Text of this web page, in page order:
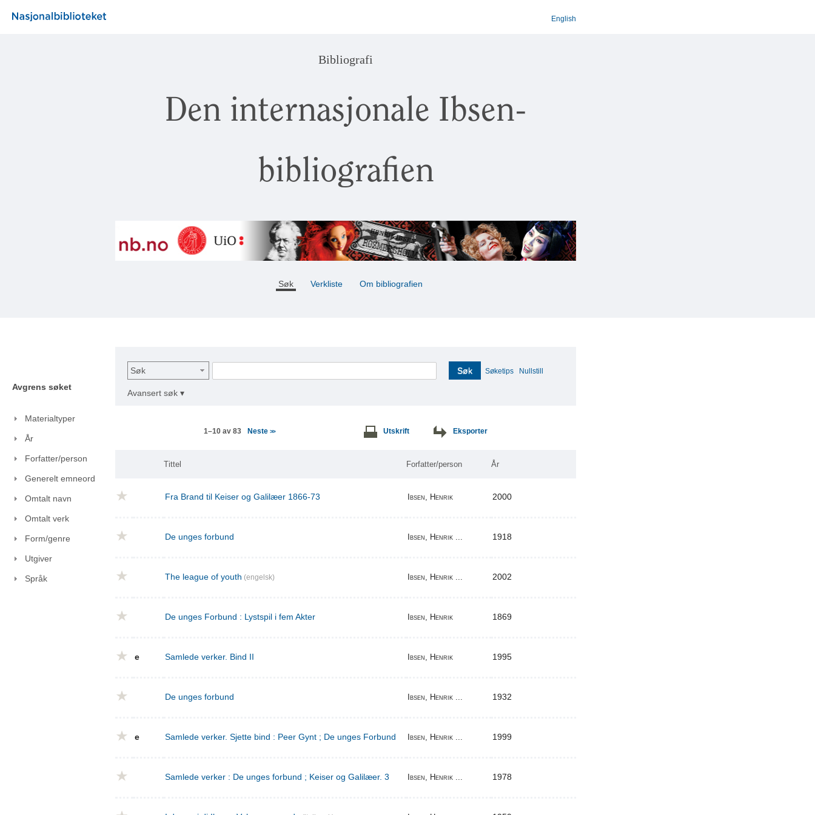
English
Bibliografi
Den internasjonale Ibsen-
bibliografien
Søk Verkliste Om bibliografien
Avgrens søket
Materialtyper
År
Forfatter/person
Generelt emneord
Omtalt navn
Omtalt verk
Form/genre
Utgiver
Språk
Søk Søk Søketips Nullstill
Avansert søk ▾
1–10 av 83 Neste>> Utskrift Eksporter
Tittel Forfatter/person År
Fra Brand til Keiser og Galilæer 1866-73 Ibsen, Henrik 2000
De unges forbund Ibsen, Henrik ... 1918
The league of youth (engelsk) Ibsen, Henrik ... 2002
De unges Forbund : Lystspil i fem Akter Ibsen, Henrik 1869
e Samlede verker. Bind II Ibsen, Henrik 1995
De unges forbund Ibsen, Henrik ... 1932
e Samlede verker. Sjette bind : Peer Gynt ; De unges Forbund Ibsen, Henrik ... 1999
Samlede verker : De unges forbund ; Keiser og Galilæer. 3 Ibsen, Henrik ... 1978